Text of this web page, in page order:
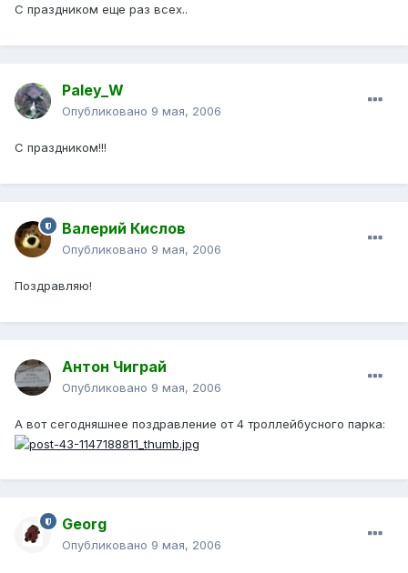
С праздником еще раз всех..
Paley_W
Опубликовано 9 мая, 2006
С праздником!!!
Валерий Кислов
Опубликовано 9 мая, 2006
Поздравляю!
Антон Чиграй
Опубликовано 9 мая, 2006
А вот сегодняшнее поздравление от 4 троллейбусного парка:
Georg
Опубликовано 9 мая, 2006